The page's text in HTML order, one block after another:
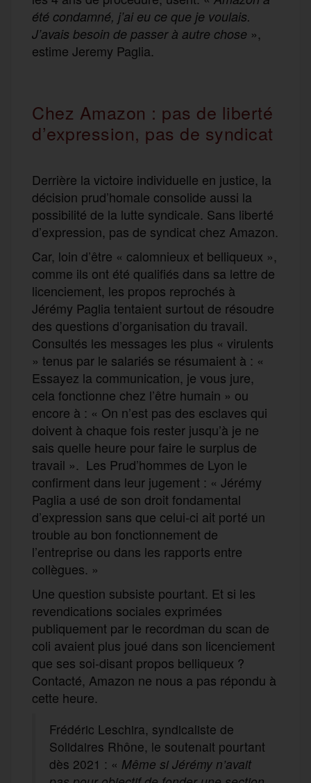
été condamné, j’ai eu ce que je voulais.
J’avais besoin de passer à autre chose »,
estime Jeremy Paglia.
Chez Amazon : pas de liberté
d’expression, pas de syndicat
Derrière la victoire individuelle en justice, la
décision prud’homale consolide aussi la
possibilité de la lutte syndicale. Sans liberté
d’expression, pas de syndicat chez Amazon.
Car, loin d’être « calomnieux et belliqueux »,
comme ils ont été qualifiés dans sa lettre de
licenciement, les propos reprochés à
Jérémy Paglia tentaient surtout de résoudre
des questions d’organisation du travail.
Consultés les messages les plus « virulents
» tenus par le salariés se résumaient à : «
Essayez la communication, je vous jure,
cela fonctionne chez l’être humain » ou
encore à : « On n’est pas des esclaves qui
doivent à chaque fois rester jusqu’à je ne
sais quelle heure pour faire le surplus de
travail ». Les Prud’hommes de Lyon le
confirment dans leur jugement : « Jérémy
Paglia a usé de son droit fondamental
d’expression sans que celui-ci ait porté un
trouble au bon fonctionnement de
l’entreprise ou dans les rapports entre
collègues. »
Une question subsiste pourtant. Et si les
revendications sociales exprimées
publiquement par le recordman du scan de
coli avaient plus joué dans son licenciement
que ses soi-disant propos belliqueux ?
Contacté, Amazon ne nous a pas répondu à
cette heure.
Frédéric Leschira, syndicaliste de
Solidaires Rhône, le soutenait pourtant
dès 2021 : « Même si Jérémy n’avait